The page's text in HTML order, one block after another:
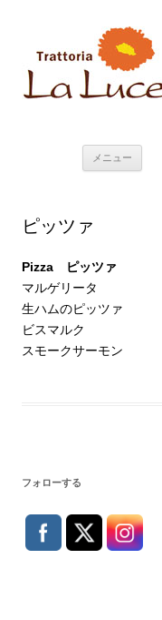
メニュー
ピッツァ
Pizza ピッツァ
マルゲリータ
生ハムのピッツァ
ビスマルク
スモークサーモン
フォローする